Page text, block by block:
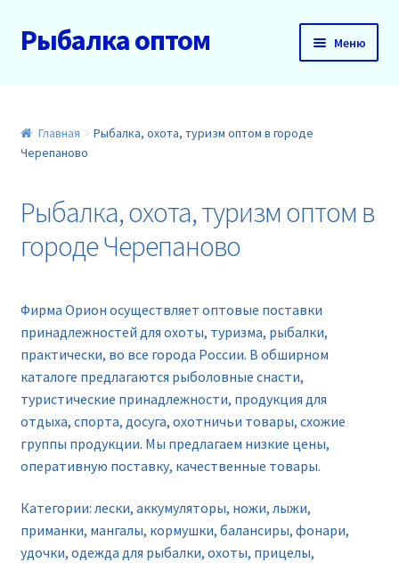
Перейти
к
Перейти
к
Рыбалка оптом Меню
О нас
Акции
Прайс
Главная
Рыбалка, охота, туризм оптом в городе
Черепаново
Рыбалка, охота, туризм оптом в
городе Черепаново
Фирма Орион осуществляет оптовые поставки
принадлежностей для охоты, туризма, рыбалки,
практически, во все города России. В обширном
каталоге предлагаются рыболовные снасти,
туристические принадлежности, продукция для
отдыха, спорта, досуга, охотничьи товары, схожие
группы продукции. Мы предлагаем низкие цены,
оперативную поставку, качественные товары.
Категории: лески, аккумуляторы, ножи, лыжи,
приманки, мангалы, кормушки, балансиры, фонари,
удочки, одежда для рыбалки, охоты, прицелы,